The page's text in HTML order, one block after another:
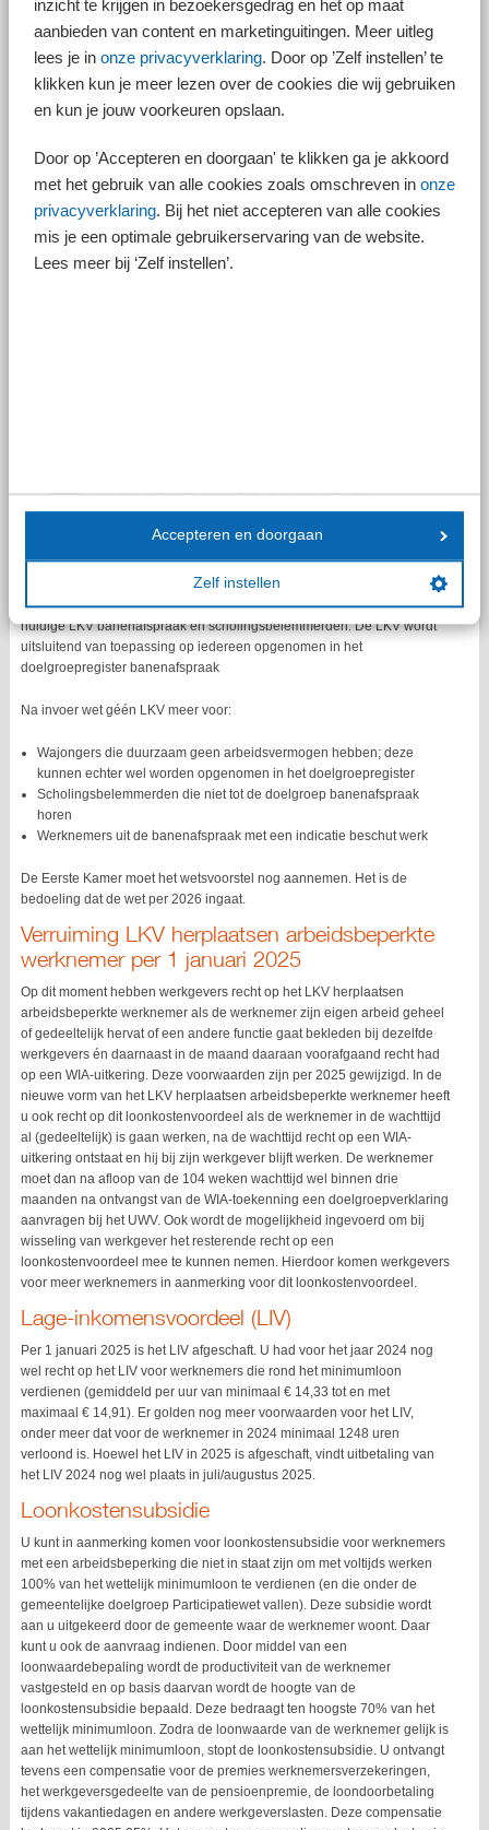
inzicht te krijgen in bezoekersgedrag en het op maat
aanbieden van content en marketinguitingen. Meer uitleg
lees je in onze privacyverklaring. Door op ’Zelf instellen’ te
klikken kun je meer lezen over de cookies die wij gebruiken
en kun je jouw voorkeuren opslaan.
Door op ’Accepteren en doorgaan' te klikken ga je akkoord
met het gebruik van alle cookies zoals omschreven in onze
privacyverklaring. Bij het niet accepteren van alle cookies
mis je een optimale gebruikerservaring van de website.
Lees meer bij ‘Zelf instellen’.
Accepteren en doorgaan
Zelf instellen
banenafspraak (per 2026?)
Op 11 februari 2025 is het Wetsvoorstel banenafspraak aangenomen
huidige maximale periode van drie jaar voor het verkrijgen van LKV
werknemers uit de doelgroep van de banenafspraak en
hier dan recht op zolang aan de voorwaarden voor deze LKV wordt
voldaan.
Verder komt er een soort bonusregeling; deze houdt in dat wanneer er
een extra heffing komt voor werkgevers omdat onvoldoende
werknemers uit de doelgroep banen afspraak aan het werk zijn, de
Dit geldt specifiek voor deze LKV. Voor het LKV
arbeidsbeperkte werknemers zult u nog wel steeds een
doelgroepverklaring nodig hebben.
Ten slotte wijzigt de groep werknemers voor wie recht bestaat op de
huidige LKV banenafspraak en scholingsbelemmerden. De LKV wordt
uitsluitend van toepassing op iedereen opgenomen in het
doelgroepregister banenafspraak
Na invoer wet géén LKV meer voor:
Wajongers die duurzaam geen arbeidsvermogen hebben; deze
kunnen echter wel worden opgenomen in het doelgroepregister
Scholingsbelemmerden die niet tot de doelgroep banenafspraak
horen
Werknemers uit de banenafspraak met een indicatie beschut werk
De Eerste Kamer moet het wetsvoorstel nog aannemen. Het is de
bedoeling dat de wet per 2026 ingaat.
Verruiming LKV herplaatsen arbeidsbeperkte
werknemer per 1 januari 2025
Op dit moment hebben werkgevers recht op het LKV herplaatsen
arbeidsbeperkte werknemer als de werknemer zijn eigen arbeid geheel
of gedeeltelijk hervat of een andere functie gaat bekleden bij dezelfde
werkgevers én daarnaast in de maand daaraan voorafgaand recht had
op een WIA-uitkering. Deze voorwaarden zijn per 2025 gewijzigd. In de
nieuwe vorm van het LKV herplaatsen arbeidsbeperkte werknemer heeft
u ook recht op dit loonkostenvoordeel als de werknemer in de wachttijd
al (gedeeltelijk) is gaan werken, na de wachttijd recht op een WIA-
uitkering ontstaat en hij bij zijn werkgever blijft werken. De werknemer
moet dan na afloop van de 104 weken wachttijd wel binnen drie
maanden na ontvangst van de WIA-toekenning een doelgroepverklaring
aanvragen bij het UWV. Ook wordt de mogelijkheid ingevoerd om bij
wisseling van werkgever het resterende recht op een
loonkostenvoordeel mee te kunnen nemen. Hierdoor komen werkgevers
voor meer werknemers in aanmerking voor dit loonkostenvoordeel.
Lage-inkomensvoordeel (LIV)
Per 1 januari 2025 is het LIV afgeschaft. U had voor het jaar 2024 nog
wel recht op het LIV voor werknemers die rond het minimumloon
verdienen (gemiddeld per uur van minimaal € 14,33 tot en met
maximaal € 14,91). Er golden nog meer voorwaarden voor het LIV,
onder meer dat voor de werknemer in 2024 minimaal 1248 uren
verloond is. Hoewel het LIV in 2025 is afgeschaft, vindt uitbetaling van
het LIV 2024 nog wel plaats in juli/augustus 2025.
Loonkostensubsidie
U kunt in aanmerking komen voor loonkostensubsidie voor werknemers
met een arbeidsbeperking die niet in staat zijn om met voltijds werken
100% van het wettelijk minimumloon te verdienen (en die onder de
gemeentelijke doelgroep Participatiewet vallen). Deze subsidie wordt
aan u uitgekeerd door de gemeente waar de werknemer woont. Daar
kunt u ook de aanvraag indienen. Door middel van een
loonwaardebepaling wordt de productiviteit van de werknemer
vastgesteld en op basis daarvan wordt de hoogte van de
loonkostensubsidie bepaald. Deze bedraagt ten hoogste 70% van het
wettelijk minimumloon. Zodra de loonwaarde van de werknemer gelijk is
aan het wettelijk minimumloon, stopt de loonkostensubsidie. U ontvangt
tevens een compensatie voor de premies werknemersverzekeringen,
het werkgeversgedeelte van de pensioenpremie, de loondoorbetaling
tijdens vakantiedagen en andere werkgeverslasten. Deze compensatie